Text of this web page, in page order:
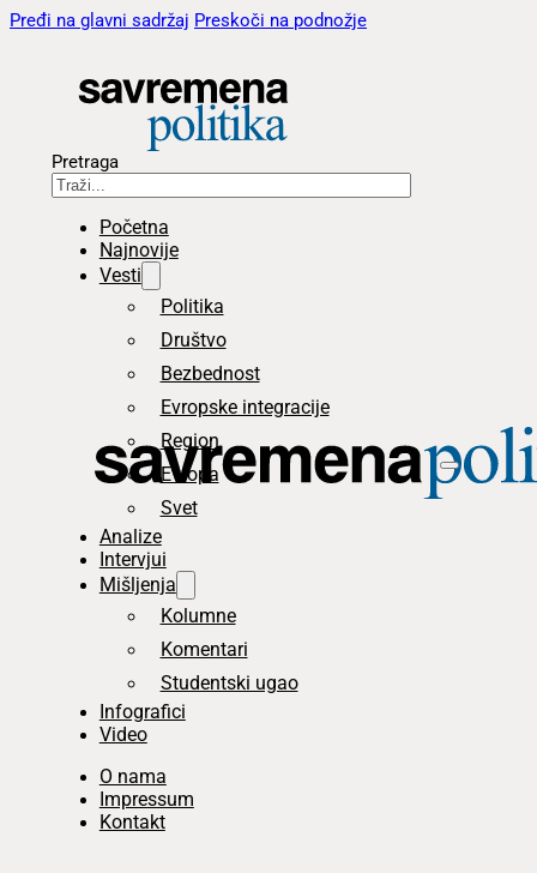
Pređi na glavni sadržaj Preskoči na podnožje
Pretraga
Početna
Najnovije
Vesti
Politika
Društvo
Bezbednost
Evropske integracije
Region
Evropa
Svet
Analize
Intervjui
Mišljenja
Kolumne
Komentari
Studentski ugao
Infografici
Video
O nama
Impressum
Kontakt